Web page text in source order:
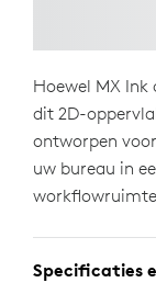
Hoewel MX
dit 2D-
ontworpen
uw bureau in
Specificaties